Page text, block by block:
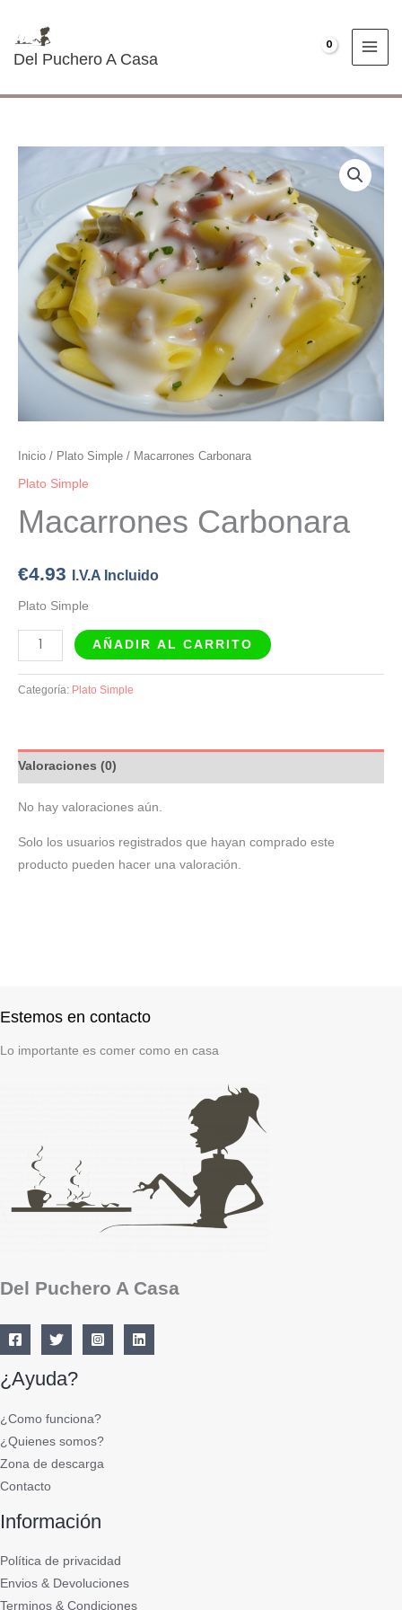
contenido
Del Puchero A Casa
Inicio / Plato Simple / Macarrones Carbonara
Plato Simple
Macarrones Carbonara
€4.93 I.V.A Incluido
Plato Simple
Macarrones
cantidad
AÑADIR AL CARRITO
Categoría: Plato Simple
Valoraciones (0)
No hay valoraciones aún.
Solo los usuarios registrados que hayan comprado este
producto pueden hacer una valoración.
Estemos en contacto
Lo importante es comer como en casa
Del Puchero A Casa
¿Ayuda?
¿Como funciona?
¿Quienes somos?
Zona de descarga
Contacto
Información
Política de privacidad
Envios & Devoluciones
Terminos & Condiciones